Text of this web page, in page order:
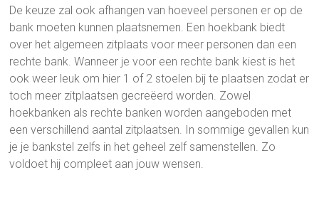
De keuze zal ook afhangen van hoeveel personen er op de
bank moeten kunnen plaatsnemen. Een hoekbank biedt
over het algemeen zitplaats voor meer personen dan een
rechte bank. Wanneer je voor een rechte bank kiest is het
ook weer leuk om hier 1 of 2 stoelen bij te plaatsen zodat er
toch meer zitplaatsen gecreëerd worden. Zowel
hoekbanken als rechte banken worden aangeboden met
een verschillend aantal zitplaatsen. In sommige gevallen kun
je je bankstel zelfs in het geheel zelf samenstellen. Zo
voldoet hij compleet aan jouw wensen.